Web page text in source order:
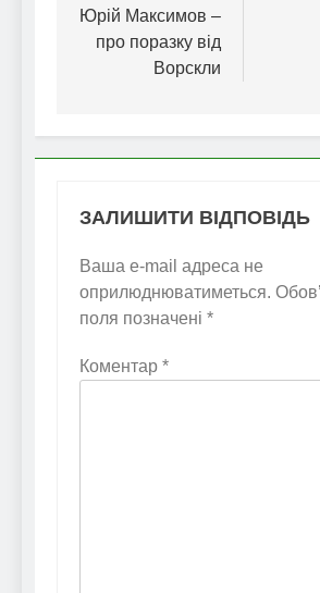
Юрій Максимов –
про поразку від
Ворскли
ЗАЛИШИТИ ВІДПОВІДЬ
Ваша e-mail адреса не
оприлюднюватиметься.
поля позначені *
Коментар *